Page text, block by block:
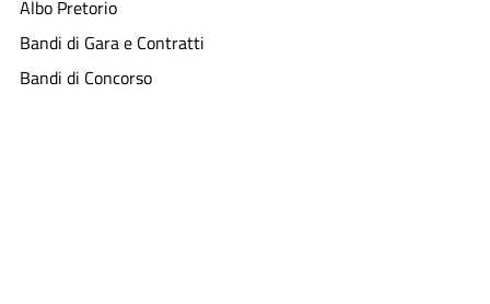
Albo Pretorio
Bandi di Gara e Contratti
Bandi di Concorso